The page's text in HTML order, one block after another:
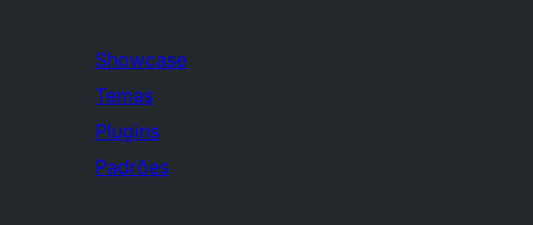
Showcase
Temas
Plugins
Padrões